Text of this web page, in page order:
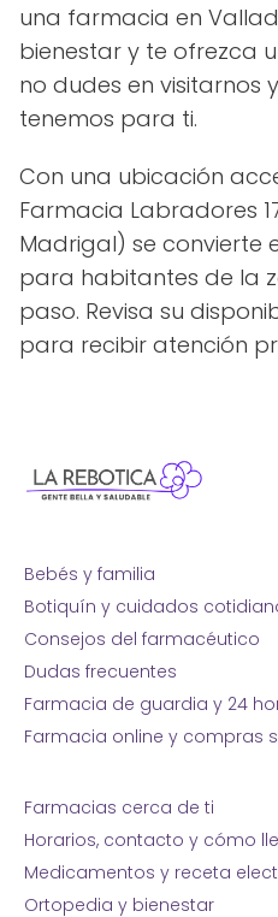
una farmacia en
bienestar y te ofrezca
no dudes en visitarnos
tenemos para ti.
Con una ubicación
Farmacia Labradores
Madrigal) se convierte
para habitantes de la
paso. Revisa su
para recibir atención
Bebés y familia
Botiquín y cuidados
Consejos del farmacéutico
Dudas frecuentes
Farmacia de guardia y 24
Farmacia online y compras
Farmacias cerca de ti
Horarios, contacto y cómo
Medicamentos y receta
Ortopedia y bienestar